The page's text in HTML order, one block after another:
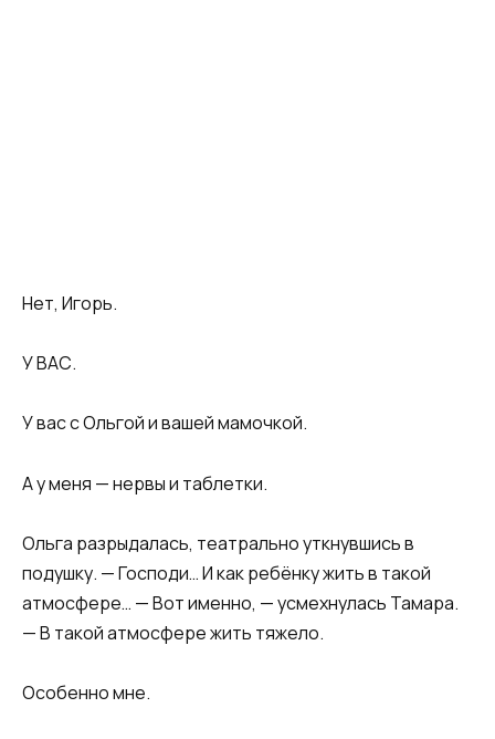
Нет, Игорь.
У ВАС.
У вас с Ольгой и вашей мамочкой.
А у меня — нервы и таблетки.
Ольга разрыдалась, театрально уткнувшись в
подушку. — Господи… И как ребёнку жить в такой
атмосфере… — Вот именно, — усмехнулась Тамара.
— В такой атмосфере жить тяжело.
Особенно мне.